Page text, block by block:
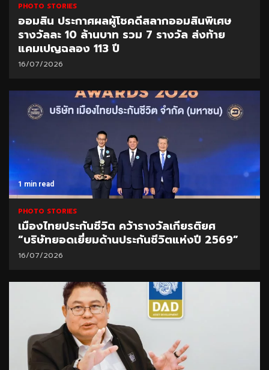
PHOTO STORIES
ออมสิน ประกาศผลผู้โชคดีสลากออมสินพิเศษ
รางวัลละ 10 ล้านบาท รวม 7 รางวัล ส่งท้าย
แคมเปญฉลอง 113 ปี
16/07/2026
1 min read
PHOTO STORIES
เมืองไทยประกันชีวิต คว้ารางวัลเกียรติยศ
“บริษัทยอดเยี่ยมด้านประกันชีวิตแห่งปี 2569”
16/07/2026